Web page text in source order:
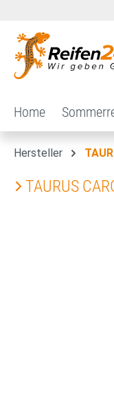
Home
Hersteller
TAURUS